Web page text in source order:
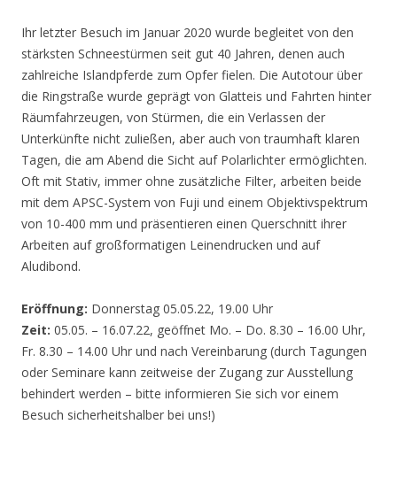
Ihr letzter Besuch im Januar 2020 wurde begleitet von den
stärksten Schneestürmen seit gut 40 Jahren, denen auch
zahlreiche Islandpferde zum Opfer fielen. Die Autotour über
die Ringstraße wurde geprägt von Glatteis und Fahrten hinter
Räumfahrzeugen, von Stürmen, die ein Verlassen der
Unterkünfte nicht zuließen, aber auch von traumhaft klaren
Tagen, die am Abend die Sicht auf Polarlichter ermöglichten.
Oft mit Stativ, immer ohne zusätzliche Filter, arbeiten beide
mit dem APSC-System von Fuji und einem Objektivspektrum
von 10-400 mm und präsentieren einen Querschnitt ihrer
Arbeiten auf großformatigen Leinendrucken und auf
Aludibond.
Eröffnung: Donnerstag 05.05.22, 19.00 Uhr
Zeit: 05.05. – 16.07.22, geöffnet Mo. – Do. 8.30 – 16.00 Uhr,
Fr. 8.30 – 14.00 Uhr und nach Vereinbarung (durch Tagungen
oder Seminare kann zeitweise der Zugang zur Ausstellung
behindert werden – bitte informieren Sie sich vor einem
Besuch sicherheitshalber bei uns!)